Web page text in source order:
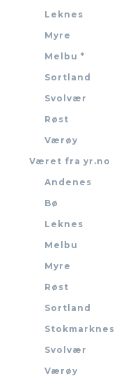
Leknes
Myre
Melbu *
Sortland
Svolvær
Røst
Værøy
Været fra yr.no
Andenes
Bø
Leknes
Melbu
Myre
Røst
Sortland
Stokmarknes
Svolvær
Værøy